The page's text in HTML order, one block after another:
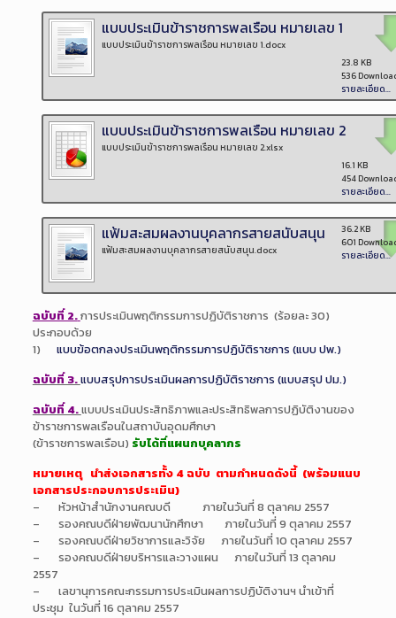
แบบประเมินข้าราชการพลเรือน หมายเลข 1
แบบประเมินข้าราชการพลเรือน หมายเลข 1.docx
23.8 KB
536
รายละเอียด...
แบบประเมินข้าราชการพลเรือน หมายเลข 2
แบบประเมินข้าราชการพลเรือน หมายเลข 2.xlsx
16.1 KB
454
รายละเอียด...
แฟ้มสะสมผลงานบุคลากรสายสนับสนุน
แฟ้มสะสมผลงานบุคลากรสายสนับสนุน.docx
36.2 KB
601
รายละเอียด...
ฉบับที่ 2.การประเมินพฤติกรรมการปฏิบัติราชการ (ร้อยละ 30)
ประกอบด้วย
1) แบบข้อตกลงประเมินพฤติกรรมการปฏิบัติราชการ (แบบ ปพ.)
ฉบับที่ 3.แบบสรุปการประเมินผลการปฏิบัติราชการ (แบบสรุป ปม.)
ฉบับที่ 4.แบบประเมินประสิทธิภาพและประสิทธิพลการปฏิบัติงานของ
ข้าราชการพลเรือนในสถาบันอุดมศึกษา
(ข้าราชการพลเรือน) รับได้ที่แผนกบุคลากร
หมายเหตุ นำส่งเอกสารทั้ง 4 ฉบับ ตามกำหนดดังนี้ (พร้อมแนบ
เอกสารประกอบการประเมิน)
– หัวหน้าสำนักงานคณบดี ภายในวันที่ 8 ตุลาคม 2557
– รองคณบดีฝ่ายพัฒนานักศึกษา ภายในวันที่ 9 ตุลาคม 2557
– รองคณบดีฝ่ายวิชาการและวิจัย ภายในวันที่ 10 ตุลาคม 2557
– รองคณบดีฝ่ายบริหารและวางแผน ภายในวันที่ 13 ตุลาคม
2557
– เลขานุการคณะกรรมการประเมินผลการปฏิบัติงานฯ นำเข้าที่
ประชุม ในวันที่ 16 ตุลาคม 2557